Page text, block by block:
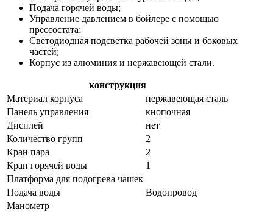
Подача горячей воды;
Управление давлением в бойлере с помощью
прессостата;
Светодиодная подсветка рабочей зоны и боковых
частей;
Корпус из алюминия и нержавеющей стали.
конструкция
Материал корпуса
нержавеющая сталь
Панель управления
кнопочная
Дисплей
нет
Количество групп
2
Кран пара
2
Кран горячей воды
1
Платформа для подогрева чашек
Подача воды
Водопровод
Манометр